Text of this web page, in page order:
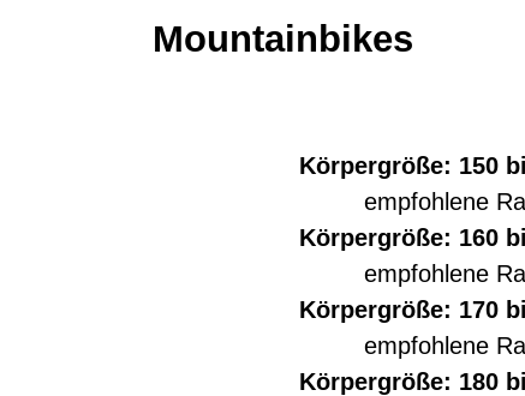
Mountainbikes
Körpergröße: 150
empfohlene
Körpergröße: 160
empfohlene
Körpergröße: 170
empfohlene
Körpergröße: 180